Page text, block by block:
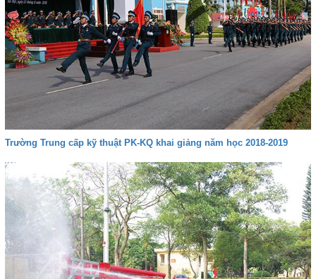
Trường Trung cấp kỹ thuật PK-KQ khai giảng năm học 2018-2019